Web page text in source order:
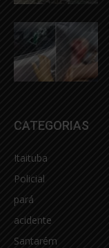
CATEGORIAS
Itaituba
Policial
pará
acidente
Santarém